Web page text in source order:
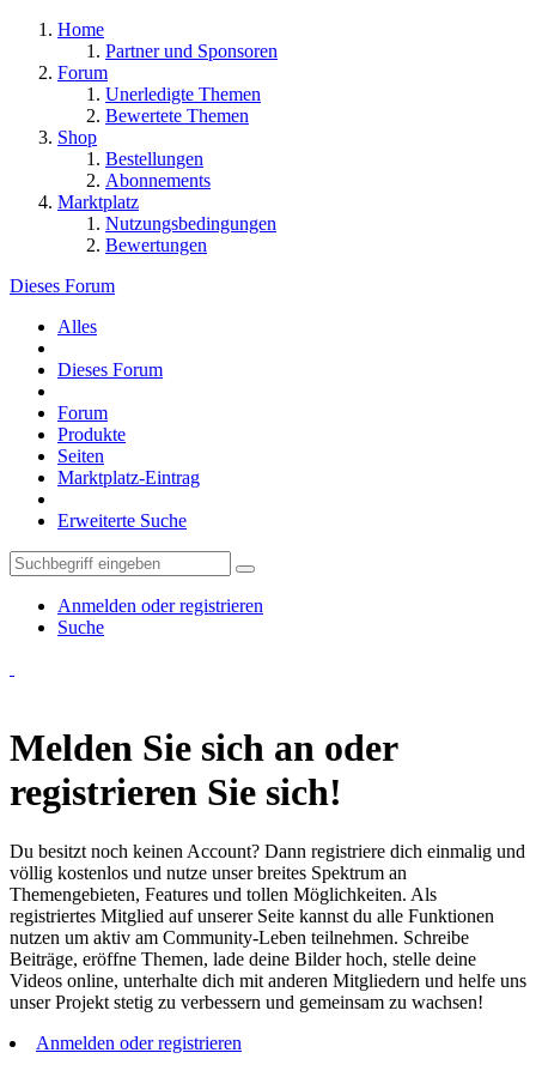
Home
Partner und Sponsoren
Forum
Unerledigte Themen
Bewertete Themen
Shop
Bestellungen
Abonnements
Marktplatz
Nutzungsbedingungen
Bewertungen
Dieses Forum
Alles
Dieses Forum
Forum
Produkte
Seiten
Marktplatz-Eintrag
Erweiterte Suche
Anmelden oder registrieren
Suche
Melden Sie sich an oder
registrieren Sie sich!
Du besitzt noch keinen Account? Dann registriere dich einmalig und
völlig kostenlos und nutze unser breites Spektrum an
Themengebieten, Features und tollen Möglichkeiten. Als
registriertes Mitglied auf unserer Seite kannst du alle Funktionen
nutzen um aktiv am Community-Leben teilnehmen. Schreibe
Beiträge, eröffne Themen, lade deine Bilder hoch, stelle deine
Videos online, unterhalte dich mit anderen Mitgliedern und helfe uns
unser Projekt stetig zu verbessern und gemeinsam zu wachsen!
Anmelden oder registrieren